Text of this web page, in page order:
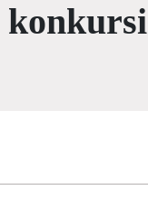
konkursi